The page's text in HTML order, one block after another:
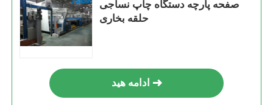
صفحه پارچه دستگاه چاپ نساجی
حلقه بخاری
ادامه هید